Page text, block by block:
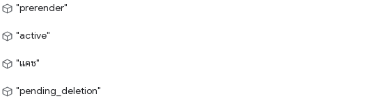
"prerender"
"active"
"แคช"
"pending_deletion"